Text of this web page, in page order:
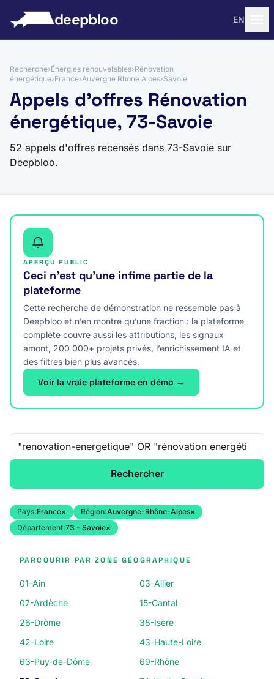
deepbloo EN
Recherche›Énergies renouvelables›Rénovation
énergétique›France›Auvergne Rhone Alpes›Savoie
Appels d'offres Rénovation
énergétique, 73-Savoie
52 appels d'offres recensés dans 73-Savoie sur
Deepbloo.
APERÇU PUBLIC
Ceci n’est qu’une infime partie de la
plateforme
Cette recherche de démonstration ne ressemble pas à
Deepbloo et n’en montre qu’une fraction : la plateforme
complète couvre aussi les attributions, les signaux
amont, 200 000+ projets privés, l’enrichissement IA et
des filtres bien plus avancés.
Voir la vraie plateforme en démo →
Recherche libre
Rechercher
Pays:France× Région:Auvergne-Rhône-Alpes×
Département:73 - Savoie×
PARCOURIR PAR ZONE GÉOGRAPHIQUE
01-Ain
03-Allier
07-Ardèche
15-Cantal
26-Drôme
38-Isère
42-Loire
43-Haute-Loire
63-Puy-de-Dôme
69-Rhône